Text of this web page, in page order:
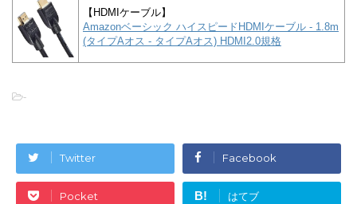
【HDMIケーブル】
Amazonベーシック ハイスピードHDMIケーブル - 1.8m
(タイプAオス - タイプAオス) HDMI2.0規格
-
Twitter Facebook
Pocket B! はてブ